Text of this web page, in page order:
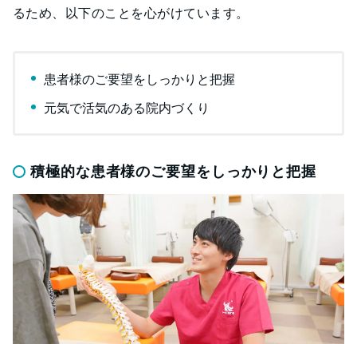
るため、以下のことを心がけています。
患者様のご要望をしっかりと把握
元気で活気のある院内づくり
積極的な患者様のご要望をしっかりと把握